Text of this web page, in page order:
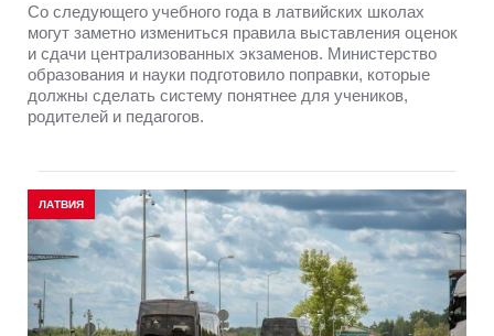
Со следующего учебного года в латвийских школах
могут заметно измениться правила выставления оценок
и сдачи централизованных экзаменов. Министерство
образования и науки подготовило поправки, которые
должны сделать систему понятнее для учеников,
родителей и педагогов.
ЛАТВИЯ